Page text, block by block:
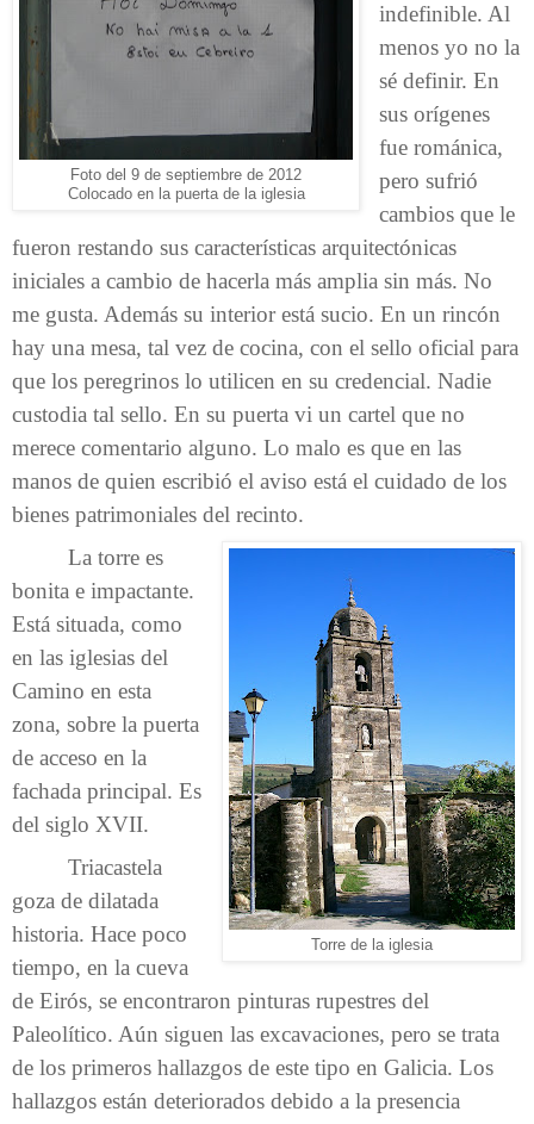
Foto del 9 de septiembre de 2012
Colocado en la puerta de la iglesia
indefinible. Al
menos yo no la
sé definir. En
sus orígenes
fue románica,
pero sufrió
cambios que le
fueron restando sus características arquitectónicas
iniciales a cambio de hacerla más amplia sin más. No
me gusta. Además su interior está sucio. En un rincón
hay una mesa, tal vez de cocina, con el sello oficial para
que los peregrinos lo utilicen en su credencial. Nadie
custodia tal sello. En su puerta vi un cartel que no
merece comentario alguno. Lo malo es que en las
manos de quien escribió el aviso está el cuidado de los
bienes patrimoniales del recinto.
Torre de la iglesia
La torre es
bonita e impactante.
Está situada, como
en las iglesias del
Camino en esta
zona, sobre la puerta
de acceso en la
fachada principal. Es
del siglo XVII.
Triacastela
goza de dilatada
historia. Hace poco
tiempo, en la cueva
de Eirós, se encontraron pinturas rupestres del
Paleolítico. Aún siguen las excavaciones, pero se trata
de los primeros hallazgos de este tipo en Galicia. Los
hallazgos están deteriorados debido a la presencia